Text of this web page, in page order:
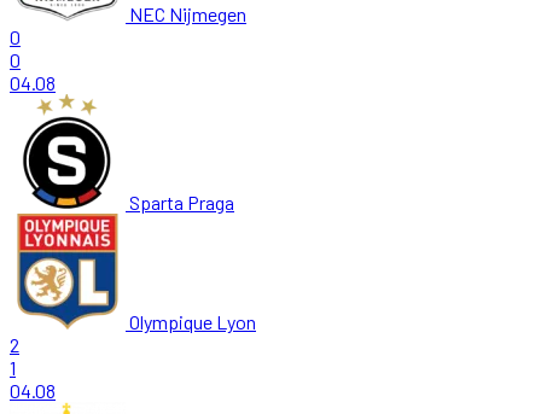
NEC Nijmegen
0
0
04.08
Sparta Praga
Olympique Lyon
2
1
04.08